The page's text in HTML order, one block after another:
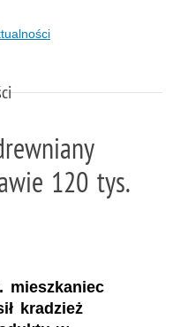
120 tys.
mieszkaniec
kradzież